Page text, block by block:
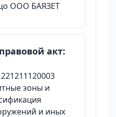
ООО БАЯЗЕТ
акт:
зоны и
и иных